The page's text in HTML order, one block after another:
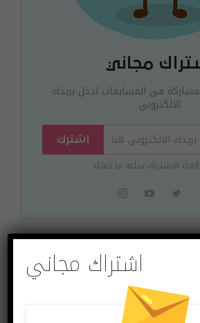
مجاني
في المسابقات ادخل بريدك
الالكتروني
اشترك
الاشتراك ساعة ما تشاء
البوست القادم
روبوتات الدليفري
مباشرة إلى بابك مع
اشتراك مجاني